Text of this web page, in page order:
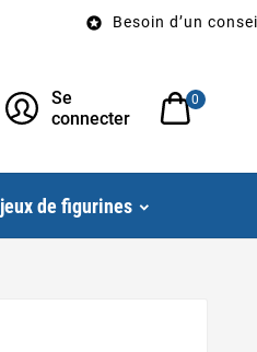
Besoin d’un conseil?
Se
connecter
0
jeux de figurines